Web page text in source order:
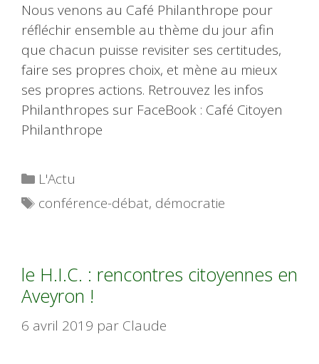
Nous venons au Café Philanthrope pour
réfléchir ensemble au thème du jour afin
que chacun puisse revisiter ses certitudes,
faire ses propres choix, et mène au mieux
ses propres actions. Retrouvez les infos
Philanthropes sur FaceBook : Café Citoyen
Philanthrope
Catégories
L'Actu
Étiquettes
conférence-débat, démocratie
le H.I.C. : rencontres citoyennes en
Aveyron !
6 avril 2019 par Claude